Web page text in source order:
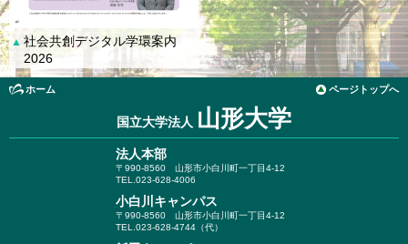
▲ 社会共創デジタル学環案内
2026
ホーム ページトップへ
国立大学法人 山形大学
法人本部
〒990-8560 山形市小白川町一丁目4-12
TEL.023-628-4006
小白川キャンパス
〒990-8560 山形市小白川町一丁目4-12
TEL.023-628-4744（代）